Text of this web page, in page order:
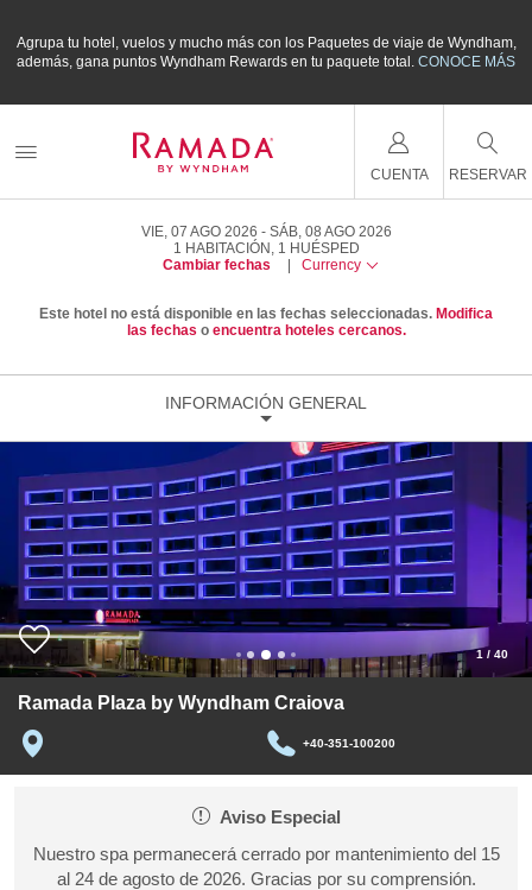
Agrupa tu hotel, vuelos y mucho más con los Paquetes de viaje de Wyndham,
además, gana puntos Wyndham Rewards en tu paquete total.CONOCE MÁS
CUENTA RESERVAR
VIE, 07 AGO 2026
SÁB, 08 AGO 2026
1 HABITACIÓN , 1 HUÉSPED
Cambiar fechas
Currency
Este hotel no está disponible en las fechas seleccionadas. Modifica
las fechas o encuentra hoteles cercanos.
INFORMACIÓN GENERAL
1 / 40
Ramada Plaza by Wyndham Craiova
+40-351-100200
Aviso Especial
Nuestro spa permanecerá cerrado por mantenimiento del 15
al 24 de agosto de 2026. Gracias por su comprensión.